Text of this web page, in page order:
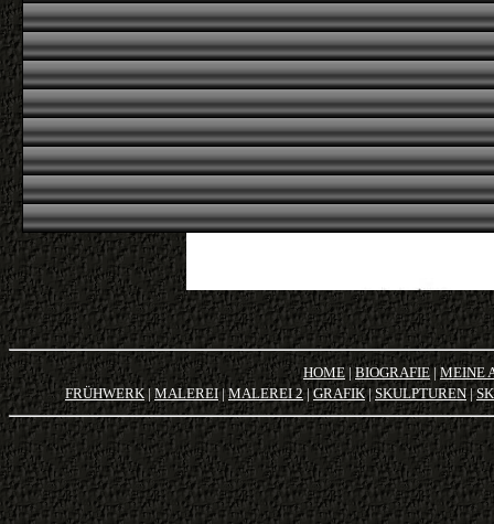
HOME|BIOGRAFIE| MEINE
FRÜHWERK | MALEREI|MALEREI 2|GRAFIK|SKULPTUREN|